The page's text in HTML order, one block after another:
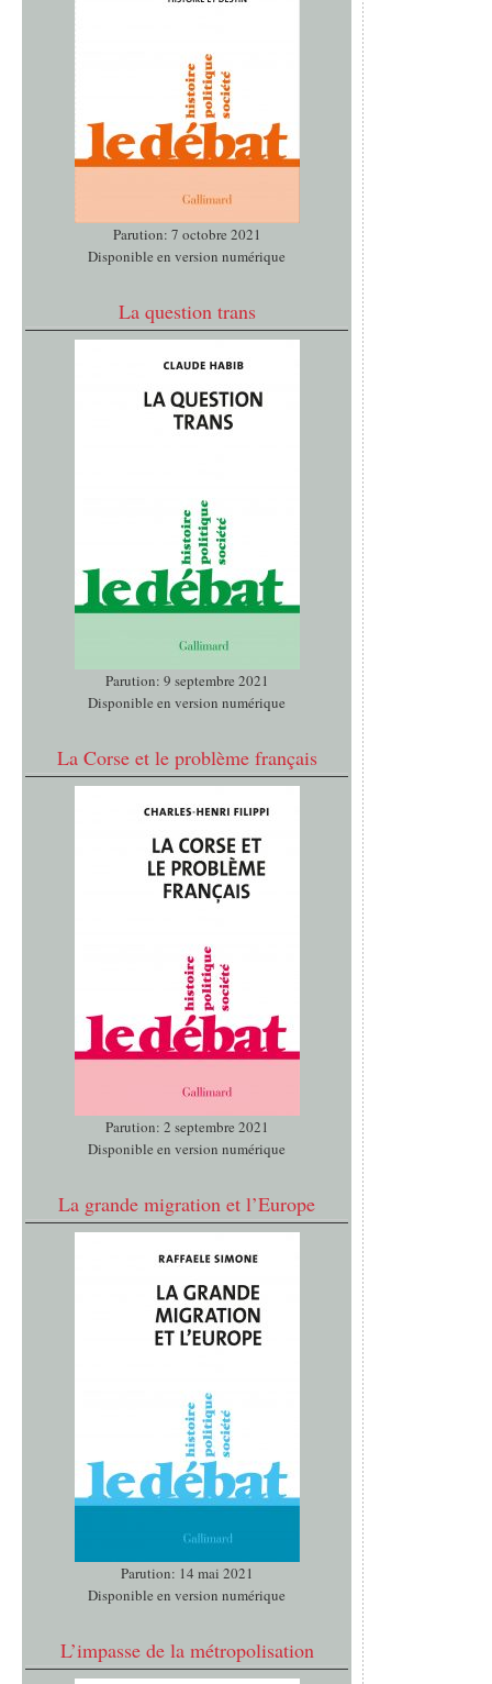
Parution: 7 octobre 2021
Disponible en version numérique
La question trans
Parution: 9 septembre 2021
Disponible en version numérique
La Corse et le problème français
Parution: 2 septembre 2021
Disponible en version numérique
La grande migration et l’Europe
Parution: 14 mai 2021
Disponible en version numérique
L’impasse de la métropolisation